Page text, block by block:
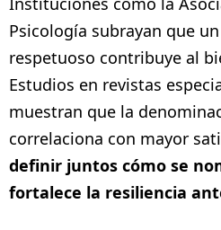
Psicología subrayan que
respetuoso contribuye al
Estudios en revistas
muestran que la
correlaciona con mayor
definir juntos cómo se
fortalece la resiliencia